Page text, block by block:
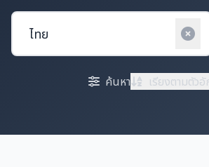
ค้นหา เรียงตามตัว